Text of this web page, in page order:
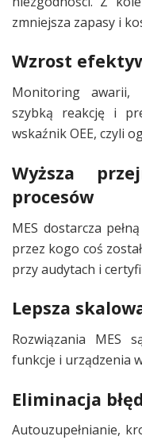
zmniejsza zapasy i
Wzrost
Monitoring awarii,
szybką reakcję i
wskaźnik OEE, czyli
Wyższa
procesów
MES dostarcza
przez kogo coś
przy audytach i
Lepsza
Rozwiązania MES
funkcje i urządzenia
Eliminacja
Autouzupełnianie,